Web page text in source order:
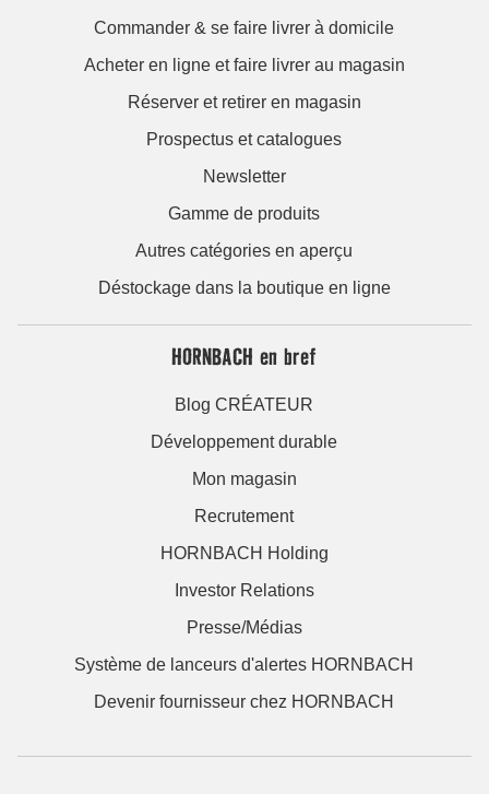
Commander & se faire livrer à domicile
Acheter en ligne et faire livrer au magasin
Réserver et retirer en magasin
Prospectus et catalogues
Newsletter
Gamme de produits
Autres catégories en aperçu
Déstockage dans la boutique en ligne
HORNBACH en bref
Blog CRÉATEUR
Développement durable
Mon magasin
Recrutement
HORNBACH Holding
Investor Relations
Presse/Médias
Système de lanceurs d'alertes HORNBACH
Devenir fournisseur chez HORNBACH